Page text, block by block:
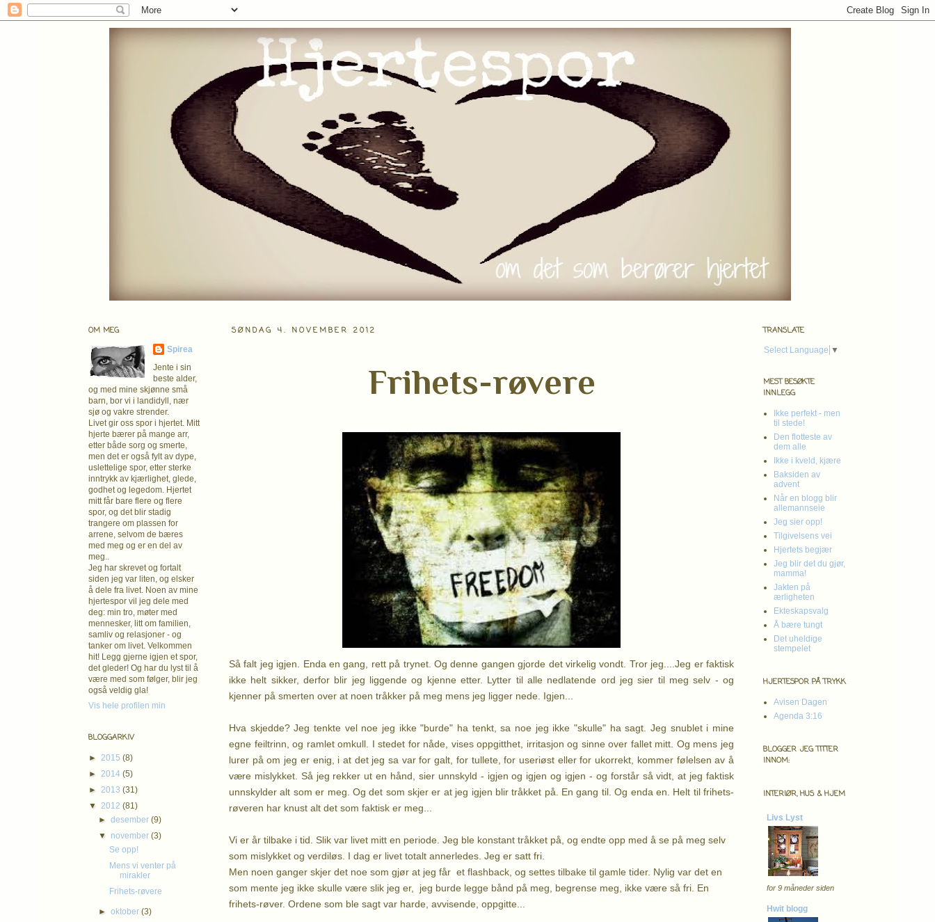
SØNDAG 4. NOVEMBER 2012
Frihets-røvere
Så falt jeg igjen. Enda en gang, rett på trynet. Og denne gangen gjorde det virkelig vondt. Tror jeg....Jeg er faktisk
ikke helt sikker, derfor blir jeg liggende og kjenne etter. Lytter til alle nedlatende ord jeg sier til meg selv - og
kjenner på smerten over at noen tråkker på meg mens jeg ligger nede. Igjen...
Hva skjedde? Jeg tenkte vel noe jeg ikke "burde" ha tenkt, sa noe jeg ikke "skulle" ha sagt. Jeg snublet i mine
egne feiltrinn, og ramlet omkull. I stedet for nåde, vises oppgitthet, irritasjon og sinne over fallet mitt. Og mens jeg
lurer på om jeg er enig, i at det jeg sa var for galt, for tullete, for useriøst eller for ukorrekt, kommer følelsen av å
være mislykket. Så jeg rekker ut en hånd, sier unnskyld - igjen og igjen og igjen - og forstår så vidt, at jeg faktisk
unnskylder alt som er meg. Og det som skjer er at jeg igjen blir tråkket på. En gang til. Og enda en. Helt til frihets-
røveren har knust alt det som faktisk er meg...
Vi er år tilbake i tid. Slik var livet mitt en periode. Jeg ble konstant tråkket på, og endte opp med å se på meg selv
som mislykket og verdiløs. I dag er livet totalt annerledes. Jeg er satt fri.
Men noen ganger skjer det noe som gjør at jeg får et flashback, og settes tilbake til gamle tider. Nylig var det en
som mente jeg ikke skulle være slik jeg er, jeg burde legge bånd på meg, begrense meg, ikke være så fri. En
frihets-røver. Ordene som ble sagt var harde, avvisende, oppgitte...
OM MEG
Spirea
Jente i sin
beste alder,
og med mine skjønne små
barn, bor vi i landidyll, nær
sjø og vakre strender.
Livet gir oss spor i hjertet. Mitt
hjerte bærer på mange arr,
etter både sorg og smerte,
men det er også fylt av dype,
uslettelige spor, etter sterke
inntrykk av kjærlighet, glede,
godhet og legedom. Hjertet
mitt får bare flere og flere
spor, og det blir stadig
trangere om plassen for
arrene, selvom de bæres
med meg og er en del av
meg..
Jeg har skrevet og fortalt
siden jeg var liten, og elsker
å dele fra livet. Noen av mine
hjertespor vil jeg dele med
deg: min tro, møter med
mennesker, litt om familien,
samliv og relasjoner - og
tanker om livet. Velkommen
hit! Legg gjerne igjen et spor,
det gleder! Og har du lyst til å
være med som følger, blir jeg
også veldig gla!
Vis hele profilen min
BLOGGARKIV
► 2015 (8)
► 2014 (5)
► 2013 (31)
▼ 2012 (81)
►desember(9)
▼ november(3)
Se opp!
Mens vi venter på
mirakler
Frihets-røvere
►oktober(3)
TRANSLATE
Select Language ▼
MEST BESØKTE
INNLEGG
Ikke perfekt - men
til stede!
Den flotteste av
dem alle
Ikke i kveld, kjære
Baksiden av
advent
Når en blogg blir
allemannseie
Jeg sier opp!
Tilgivelsens vei
Hjertets begjær
Jeg blir det du gjør,
mamma!
Jakten på
ærligheten
Ekteskapsvalg
Å bære tungt
Det uheldige
stempelet
HJERTESPOR PÅ TRYKK
Avisen Dagen
Agenda 3:16
BLOGGER JEG TITTER
INNOM:
INTERIØR, HUS & HJEM
Livs Lyst
for 9 måneder siden
Hwit blogg